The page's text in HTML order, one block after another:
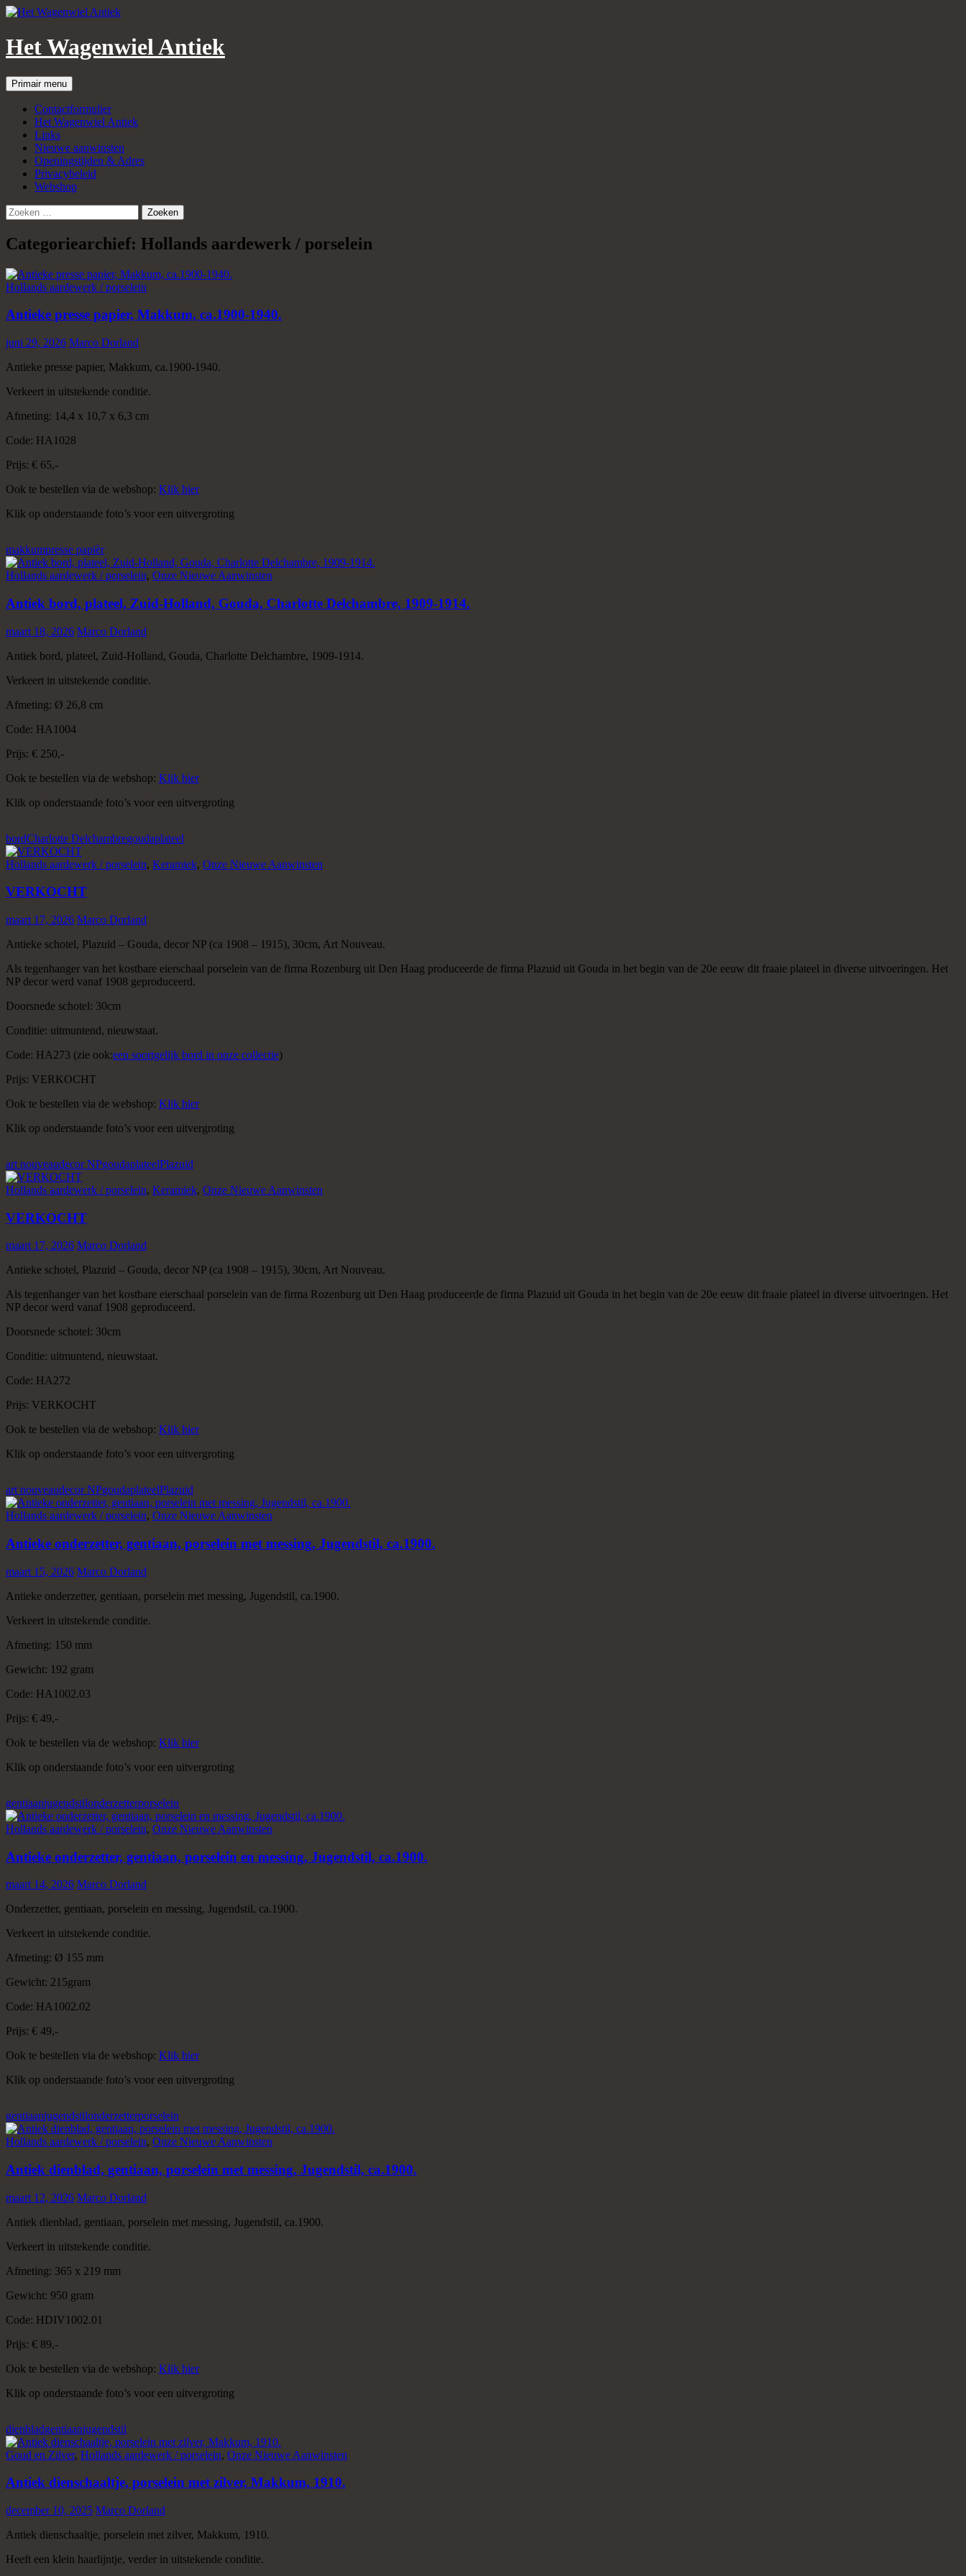
Het Wagenwiel Antiek
Zoeken
Primair menu
naar
inhoud
Contactformulier
Het Wagenwiel Antiek
Links
Nieuwe aanwinsten
Openingstijden & Adres
Privacybeleid
Webshop
Zoeken
naar:
Categoriearchief: Hollands aardewerk / porselein
Hollands aardewerk / porselein
Antieke presse papier, Makkum, ca.1900-1940.
juni 29, 2026 Marco Dorland
Antieke presse papier, Makkum, ca.1900-1940.
Verkeert in uitstekende conditie.
Afmeting: 14,4 x 10,7 x 6,3 cm
Code: HA1028
Prijs: € 65,-
Ook te bestellen via de webshop: Klik hier
Klik op onderstaande foto’s voor een uitvergroting
makkumpresse papièr
Hollands aardewerk / porselein, Onze Nieuwe Aanwinsten
Antiek bord, plateel, Zuid-Holland, Gouda, Charlotte Delchambre, 1909-1914.
maart 18, 2026 Marco Dorland
Antiek bord, plateel, Zuid-Holland, Gouda, Charlotte Delchambre, 1909-1914.
Verkeert in uitstekende conditie.
Afmeting: Ø 26,8 cm
Code: HA1004
Prijs: € 250,-
Ook te bestellen via de webshop: Klik hier
Klik op onderstaande foto’s voor een uitvergroting
bordCharlotte Delchambregoudaplateel
Hollands aardewerk / porselein, Keramiek, Onze Nieuwe Aanwinsten
VERKOCHT
maart 17, 2026 Marco Dorland
Antieke schotel, Plazuid – Gouda, decor NP (ca 1908 – 1915), 30cm, Art Nouveau.
Als tegenhanger van het kostbare eierschaal porselein van de firma Rozenburg uit Den Haag produceerde de firma Plazuid uit Gouda in het begin van de 20e eeuw dit fraaie plateel in diverse uitvoeringen. Het
NP decor werd vanaf 1908 geproduceerd.
Doorsnede schotel: 30cm
Conditie: uitmuntend, nieuwstaat.
Code: HA273 (zie ook:een soortgelijk bord in onze collectie)
Prijs: VERKOCHT
Ook te bestellen via de webshop: Klik hier
Klik op onderstaande foto’s voor een uitvergroting
art nouveaudecor NPgoudaplateelPlazuid
Hollands aardewerk / porselein, Keramiek, Onze Nieuwe Aanwinsten
VERKOCHT
maart 17, 2026 Marco Dorland
Antieke schotel, Plazuid – Gouda, decor NP (ca 1908 – 1915), 30cm, Art Nouveau.
Als tegenhanger van het kostbare eierschaal porselein van de firma Rozenburg uit Den Haag produceerde de firma Plazuid uit Gouda in het begin van de 20e eeuw dit fraaie plateel in diverse uitvoeringen. Het
NP decor werd vanaf 1908 geproduceerd.
Doorsnede schotel: 30cm
Conditie: uitmuntend, nieuwstaat.
Code: HA272
Prijs: VERKOCHT
Ook te bestellen via de webshop: Klik hier
Klik op onderstaande foto’s voor een uitvergroting
art nouveaudecor NPgoudaplateelPlazuid
Hollands aardewerk / porselein, Onze Nieuwe Aanwinsten
Antieke onderzetter, gentiaan, porselein met messing, Jugendstil, ca.1900.
maart 15, 2026 Marco Dorland
Antieke onderzetter, gentiaan, porselein met messing, Jugendstil, ca.1900.
Verkeert in uitstekende conditie.
Afmeting: 150 mm
Gewicht: 192 gram
Code: HA1002.03
Prijs: € 49,-
Ook te bestellen via de webshop: Klik hier
Klik op onderstaande foto’s voor een uitvergroting
gentiaanjugendstilonderzetterporselein
Hollands aardewerk / porselein, Onze Nieuwe Aanwinsten
Antieke onderzetter, gentiaan, porselein en messing, Jugendstil, ca.1900.
maart 14, 2026 Marco Dorland
Onderzetter, gentiaan, porselein en messing, Jugendstil, ca.1900.
Verkeert in uitstekende conditie.
Afmeting: Ø 155 mm
Gewicht: 215gram
Code: HA1002.02
Prijs: € 49,-
Ook te bestellen via de webshop: Klik hier
Klik op onderstaande foto’s voor een uitvergroting
gentiaanjugendstilonderzetterporselein
Hollands aardewerk / porselein, Onze Nieuwe Aanwinsten
Antiek dienblad, gentiaan, porselein met messing, Jugendstil, ca.1900.
maart 12, 2026 Marco Dorland
Antiek dienblad, gentiaan, porselein met messing, Jugendstil, ca.1900.
Verkeert in uitstekende conditie.
Afmeting: 365 x 219 mm
Gewicht: 950 gram
Code: HDIV1002.01
Prijs: € 89,-
Ook te bestellen via de webshop: Klik hier
Klik op onderstaande foto’s voor een uitvergroting
dienbladgentiaanjugendstil
Goud en Zilver, Hollands aardewerk / porselein, Onze Nieuwe Aanwinsten
Antiek dienschaaltje, porselein met zilver, Makkum, 1910.
december 10, 2025 Marco Dorland
Antiek dienschaaltje, porselein met zilver, Makkum, 1910.
Heeft een klein haarlijntje, verder in uitstekende conditie.